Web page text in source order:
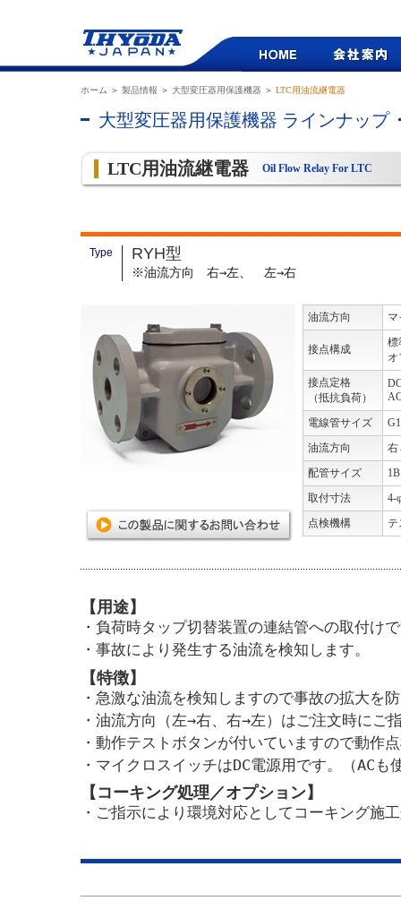
ホーム ＞ 製品情報 ＞ 大型変圧器用保護機器 ＞ LTC用油流継電器
大型変圧器用保護機器 ラインナップ
LTC用油流継電器 Oil Flow Relay For LTC
Type RYH型
※油流方向 右→左、 左→右
油流方向 マ
接点構成
標
オ
接点定格
（抵抗負荷）
電線管サイズ
油流方向
配管サイズ
1B
取付寸法
4-
点検機構
テ
【用途】
・負荷時タップ切替装置の連結管への取付け
・事故により発生する油流を検知します。
【特徴】
・急激な油流を検知しますので事故の拡大を
・油流方向（左→右、右→左）はご注文時にご
・動作テストボタンが付いていますので動作
・マイクロスイッチはDC電源用です。（ACも
【コーキング処理／オプション】
・ご指示により環境対応としてコーキング施